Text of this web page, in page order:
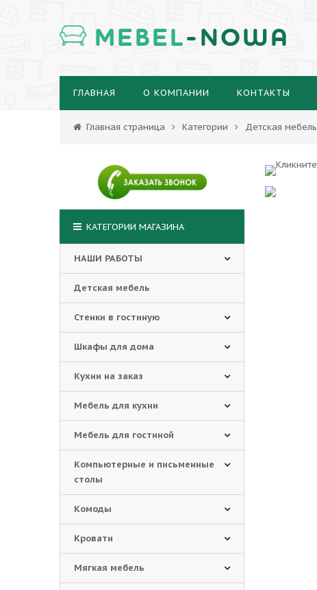
MEBEL-NOWA
ГЛАВНАЯ О КОМПАНИИ КОНТАКТЫ
Главная страница Категории Детская мебель
КАТЕГОРИИ МАГАЗИНА
НАШИ РАБОТЫ
Детская мебель
Стенки в гостиную
Шкафы для дома
Кухни на заказ
Мебель для кухни
Мебель для гостиной
Компьютерные и письменные
столы
Комоды
Кровати
Мягкая мебель